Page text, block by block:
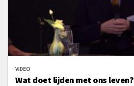
VIDEO
Wat doet lijden met ons leven?